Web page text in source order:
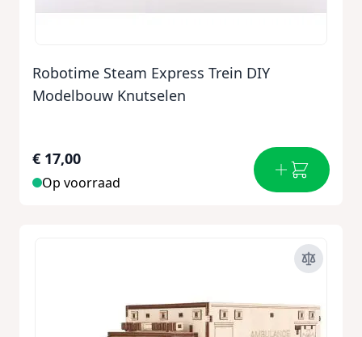
Robotime Steam Express Trein DIY
Modelbouw Knutselen
€ 17,00
Op voorraad